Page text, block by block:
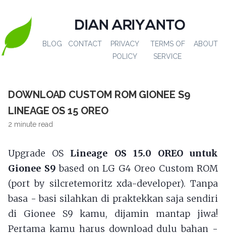
DIAN ARIYANTO
BLOG CONTACT
PRIVACY
POLICY
TERMS OF
SERVICE
ABOUT
DOWNLOAD CUSTOM ROM GIONEE S9
LINEAGE OS 15 OREO
2 minute read
Upgrade OS Lineage OS 15.0 OREO untuk
Gionee S9 based on LG G4 Oreo Custom ROM
(port by silcretemoritz xda-developer). Tanpa
basa - basi silahkan di praktekkan saja sendiri
di Gionee S9 kamu, dijamin mantap jiwa!
Pertama kamu harus download dulu bahan -